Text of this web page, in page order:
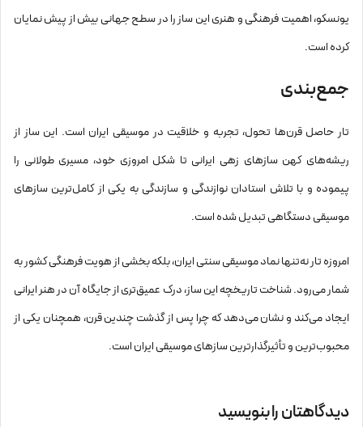
یونسکو، اهمیت فرهنگی و هنری این ساز را در سطح جهانی بیش از پیش نمایان
کرده است.
جمع‌بندی
تار حاصل قرن‌ها تحول، تجربه و خلاقیت در موسیقی ایران است. این ساز از
ریشه‌های کهن سازهای زهی ایرانی تا شکل امروزی خود، مسیری طولانی را
پیموده و با تلاش استادان نوازندگی و سازندگی به یکی از کامل‌ترین سازهای
موسیقی دستگاهی تبدیل شده است.
امروزه تار نه‌تنها نماد موسیقی سنتی ایران، بلکه بخشی از هویت فرهنگی کشور به
شمار می‌رود. شناخت تاریخچه این ساز، درک عمیق‌تری از جایگاه آن در هنر ایرانی
ایجاد می‌کند و نشان می‌دهد که چرا پس از گذشت چندین قرن، همچنان یکی از
محبوب‌ترین و تأثیرگذارترین سازهای موسیقی ایران است.
دیدگاهتان را بنویسید